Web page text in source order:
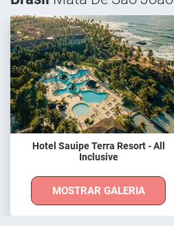
Hotel Sauipe Terra Resort - All
Inclusive
MOSTRAR GALERIA